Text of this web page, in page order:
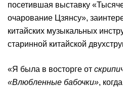
посетившая выставку
очарование Цзянсу»,
китайских музыкальных
старинной китайской
«Я была в восторге от
«Влюбленные бабочки»,